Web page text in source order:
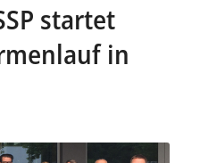
startet
in